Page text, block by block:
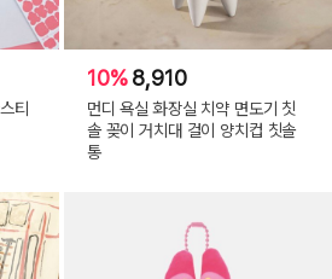
티
10%8,910
먼디 욕실 화장실 치약 면도기 칫
솔 꽂이 거치대 걸이 양치컵 칫솔
통